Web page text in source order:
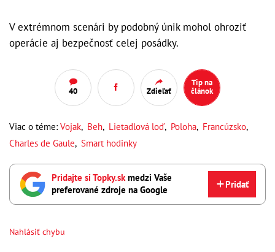
V extrémnom scenári by podobný únik mohol ohroziť
operácie aj bezpečnosť celej posádky.
40 Zdieľať
Tip na
článok
Viac o téme: Vojak, Beh, Lietadlová loď, Poloha, Francúzsko,
Charles de Gaule, Smart hodinky
Pridajte si Topky.skmedzi Vaše
preferované zdroje na Google
Pridať
Nahlásiť chybu